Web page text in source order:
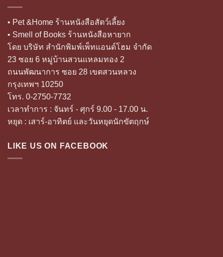
• Pet &Home ร้านหนังสือสัตว์เลี้ยง
• Smell of Books ร้านหนังสือหายาก
โดย บริษัท สำนักพิมพ์เพ็ทแอนด์โฮม จำกัด
23 ซอย 6 หมู่บ้านสวนแหลมทอง 2
ถนนพัฒนาการ ซอย 28 เขตสวนหลวง
กรุงเทพฯ 10250
โทร. 0-2750-7732
เวลาทำการ : จันทร์ - ศุกร์ 9.00 - 17.00 น.
หยุด : เสาร์-อาทิตย์ และวันหยุดนักขัตฤกษ์
LIKE US ON FACEBOOK